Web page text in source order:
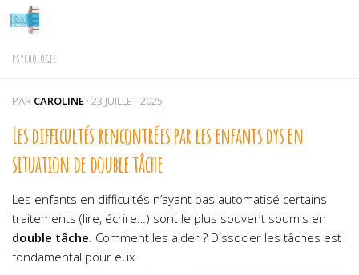
Skip to content
PSYCHOLOGIE
PAR CAROLINE · 23 JUILLET 2025
Les difficultés rencontrées par les enfants dys en
situation de double tâche
Les enfants en difficultés n’ayant pas automatisé certains
traitements (lire, écrire…) sont le plus souvent soumis en
double tâche. Comment les aider ? Dissocier les tâches est
fondamental pour eux.